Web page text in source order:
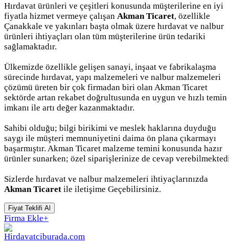
Hırdavat ürünleri ve çeşitleri konusunda müşterilerine en iyi
fiyatla hizmet vermeye çalışan Akman Ticaret, özellikle
Çanakkale ve yakınları başta olmak üzere hırdavat ve nalbur
ürünleri ihtiyaçları olan tüm müşterilerine ürün tedariki
sağlamaktadır.
Ülkemizde özellikle gelişen sanayi, inşaat ve fabrikalaşma
sürecinde hırdavat, yapı malzemeleri ve nalbur malzemeleri
çözümü üreten bir çok firmadan biri olan Akman Ticaret
sektörde artan rekabet doğrultusunda en uygun ve hızlı temin
imkanı ile artı değer kazanmaktadır.
Sahibi olduğu; bilgi birikimi ve meslek haklarına duyduğu
saygı ile müşteri memnuniyetini daima ön plana çıkarmayı
başarmıştır. Akman Ticaret malzeme temini konusunda hazır
ürünler sunarken; özel siparişlerinize de cevap
Sizlerde hırdavat ve nalbur malzemeleri ihtiyaçlarınızda
Akman Ticaret ile iletişime Geçebilirsiniz.
Fiyat Teklifi Al
Firma Ekle+